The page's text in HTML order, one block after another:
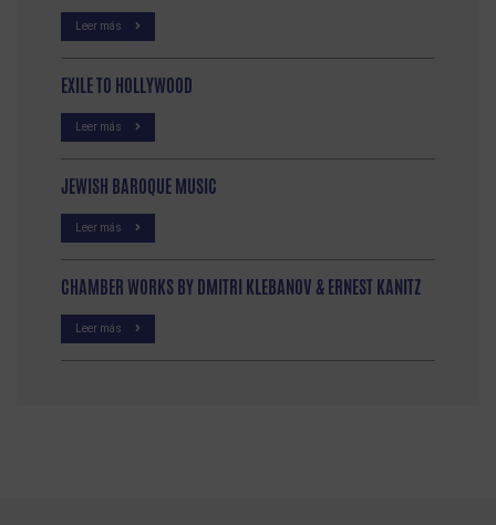
Leer más
EXILE TO HOLLYWOOD
Leer más
JEWISH BAROQUE MUSIC
Leer más
CHAMBER WORKS BY DMITRI KLEBANOV & ERNEST KANITZ
Leer más